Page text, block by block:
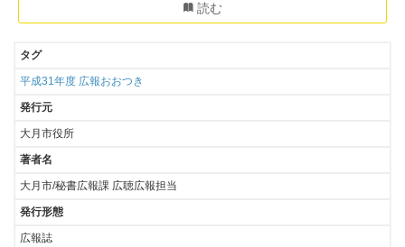
読む
タグ
平成31年度 広報おおつき
発行元
大月市役所
著者名
大月市/秘書広報課 広聴広報担当
発行形態
広報誌